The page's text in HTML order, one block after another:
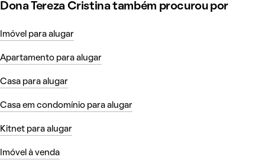
Dona Tereza Cristina também procurou por
Imóvel para alugar
Apartamento para alugar
Casa para alugar
Casa em condomínio para alugar
Kitnet para alugar
Imóvel à venda